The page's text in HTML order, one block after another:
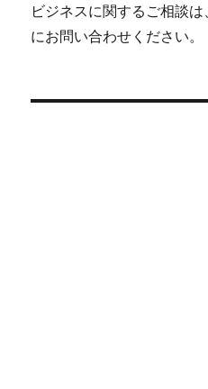
ビジネスに関するご相談
にお問い合わせください。